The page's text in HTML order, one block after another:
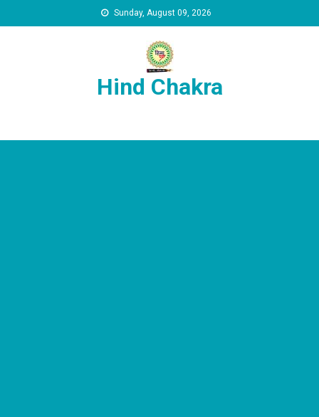
Sunday, August 09, 2026
Hind Chakra